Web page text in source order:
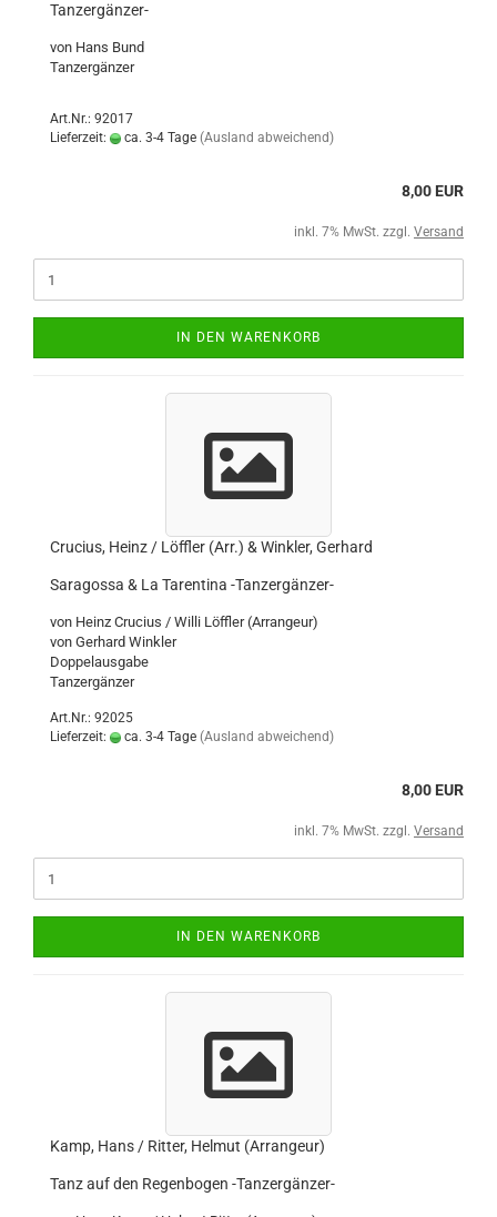
Tanzergänzer-
von Hans Bund
Tanzergänzer
Art.Nr.: 92017
Lieferzeit:
ca. 3-4 Tage (Ausland abweichend)
8,00 EUR
inkl. 7% MwSt. zzgl. Versand
IN DEN WARENKORB
Crucius, Heinz / Löffler (Arr.) & Winkler, Gerhard
Saragossa & La Tarentina -Tanzergänzer-
von Heinz Crucius / Willi Löffler (Arrangeur)
von Gerhard Winkler
Doppelausgabe
Tanzergänzer
Art.Nr.: 92025
Lieferzeit:
ca. 3-4 Tage (Ausland abweichend)
8,00 EUR
inkl. 7% MwSt. zzgl. Versand
IN DEN WARENKORB
Kamp, Hans / Ritter, Helmut (Arrangeur)
Tanz auf den Regenbogen -Tanzergänzer-